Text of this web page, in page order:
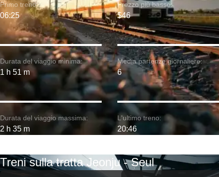
Durata del viaggio minima:
1 h 51 m
Primo treno:
06:25
Durata del viaggio massima:
2 h 35 m
Prezzo più basso:
$46
Media partenze giornaliere:
6
L'ultimo treno:
20:46
Treni sulla tratta Jeonju - Seul